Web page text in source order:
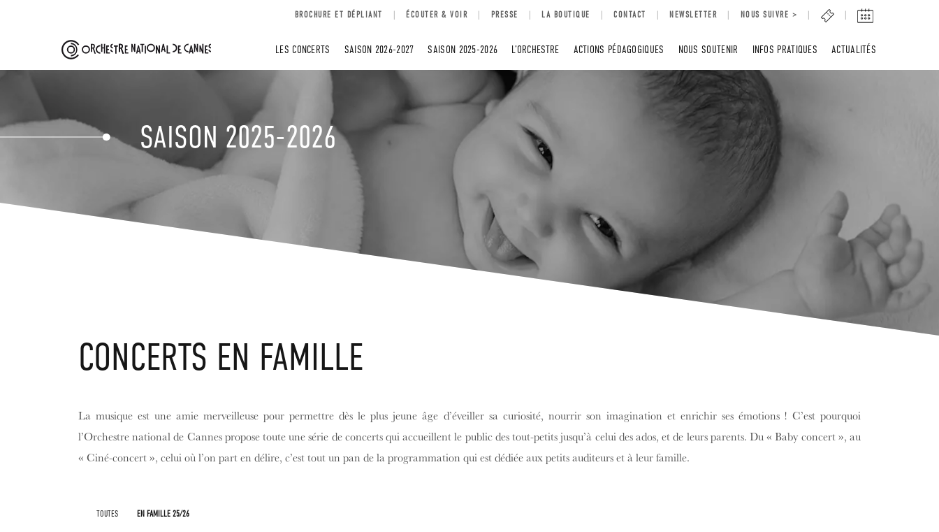
BROCHURE ET DÉPLIANT ÉCOUTER & VOIR PRESSE LA BOUTIQUE CONTACT NEWSLETTER NOUS SUIVRE >
LES CONCERTS SAISON 2026-2027 SAISON 2025-2026 L’ORCHESTRE ACTIONS PÉDAGOGIQUES NOUS SOUTENIR INFOS PRATIQUES ACTUALITÉS
SAISON 2025-2026
CONCERTS EN FAMILLE
La musique est une amie merveilleuse pour permettre dès le plus jeune âge d’éveiller sa curiosité, nourrir son imagination et enrichir ses émotions ! C’est pourquoi
l’Orchestre national de Cannes propose toute une série de concerts qui accueillent le public des tout-petits jusqu’à celui des ados, et de leurs parents. Du « Baby concert », au
« Ciné-concert », celui où l’on part en délire, c’est tout un pan de la programmation qui est dédiée aux petits auditeurs et à leur famille.
TOUTES EN FAMILLE 25/26